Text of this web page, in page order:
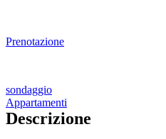
Prenotazione
sondaggio
Appartamenti
Descrizione